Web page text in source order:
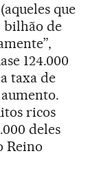
que
bilhão de
124.000
taxa de
ricos
deles
Reino